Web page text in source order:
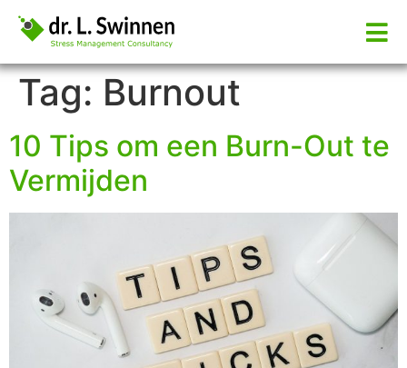
Tag: Burnout
10 Tips om een Burn-Out te
Vermijden